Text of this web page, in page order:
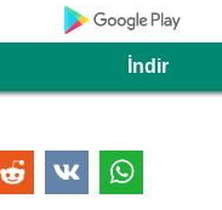
İndir